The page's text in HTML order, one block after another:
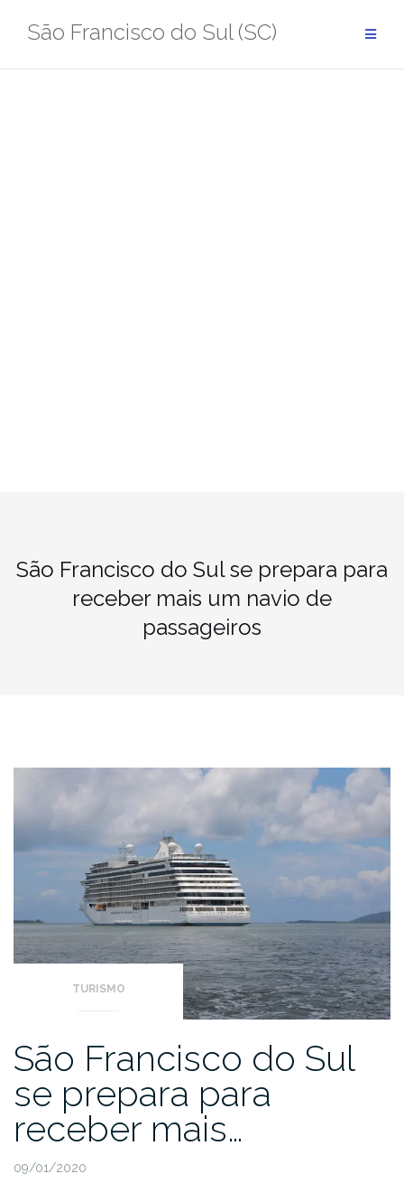
São Francisco do Sul (SC)
São Francisco do Sul se prepara para
receber mais um navio de
passageiros
TURISMO
São Francisco do Sul
se prepara para
receber mais…
09/01/2020